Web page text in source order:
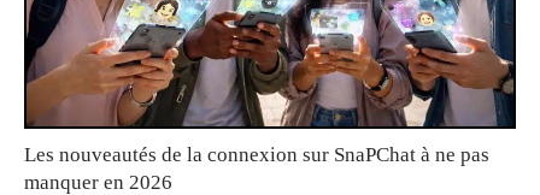
Les nouveautés de la connexion sur SnaPChat à ne pas
manquer en 2026